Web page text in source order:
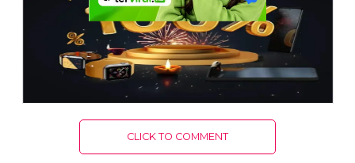
CLICK TO COMMENT